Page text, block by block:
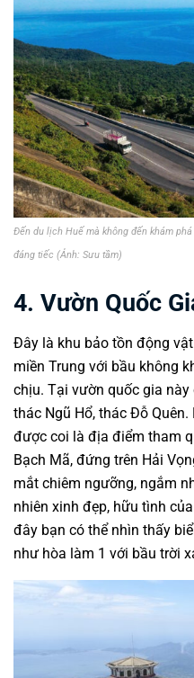
Đến du lịch Huế mà không đến khám
đáng tiếc (Ảnh: Sưu tầm)
4. Vườn Quốc
Đây là khu bảo tồn động
miền Trung với bầu không
chịu. Tại vườn quốc gia
thác Ngũ Hổ, thác Đỗ
được coi là địa điểm tham
Bạch Mã, đứng trên Hải
mắt chiêm ngưỡng, ngắm
nhiên xinh đẹp, hữu tình
đây bạn có thể nhìn thấy
như hòa làm 1 với bầu trời